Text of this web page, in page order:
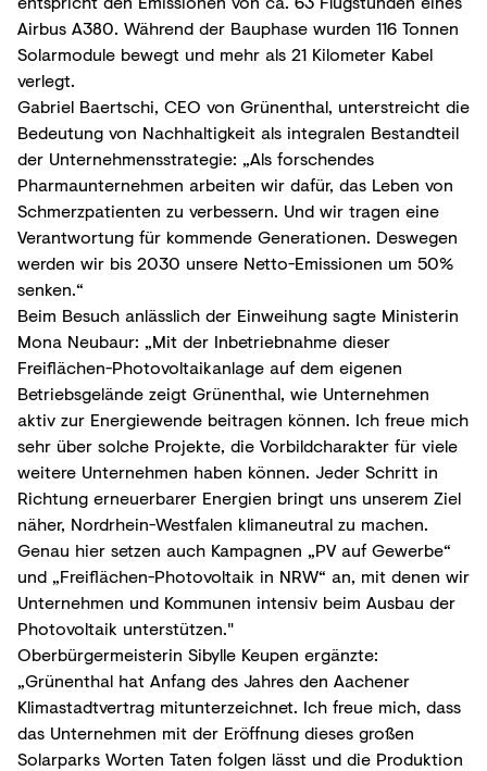
Airbus A380. Während der Bauphase wurden 116 Tonnen
Solarmodule bewegt und mehr als 21 Kilometer Kabel
verlegt.
Gabriel Baertschi, CEO von Grünenthal, unterstreicht die
Bedeutung von Nachhaltigkeit als integralen Bestandteil
der Unternehmensstrategie: „Als forschendes
Pharmaunternehmen arbeiten wir dafür, das Leben von
Schmerzpatienten zu verbessern. Und wir tragen eine
Verantwortung für kommende Generationen. Deswegen
werden wir bis 2030 unsere Netto-Emissionen um 50%
senken.“
Beim Besuch anlässlich der Einweihung sagte Ministerin
Mona Neubaur: „Mit der Inbetriebnahme dieser
Freiflächen-Photovoltaikanlage auf dem eigenen
Betriebsgelände zeigt Grünenthal, wie Unternehmen
aktiv zur Energiewende beitragen können. Ich freue mich
sehr über solche Projekte, die Vorbildcharakter für viele
weitere Unternehmen haben können. Jeder Schritt in
Richtung erneuerbarer Energien bringt uns unserem Ziel
näher, Nordrhein-Westfalen klimaneutral zu machen.
Genau hier setzen auch Kampagnen „PV auf Gewerbe“
und „Freiflächen-Photovoltaik in NRW“ an, mit denen wir
Unternehmen und Kommunen intensiv beim Ausbau der
Photovoltaik unterstützen."
Oberbürgermeisterin Sibylle Keupen ergänzte:
„Grünenthal hat Anfang des Jahres den Aachener
Klimastadtvertrag mitunterzeichnet. Ich freue mich, dass
das Unternehmen mit der Eröffnung dieses großen
Solarparks Worten Taten folgen lässt und die Produktion